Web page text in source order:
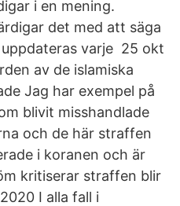
i en mening.
det med att säga
varje 25 okt
av de islamiska
Jag har exempel på
blivit misshandlade
och de här straffen
i koranen och är
kritiserar straffen blir
I alla fall i